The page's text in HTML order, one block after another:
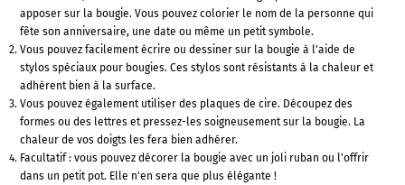
apposer sur la bougie. Vous pouvez colorier le nom de la personne qui
fête son anniversaire, une date ou même un petit symbole.
Vous pouvez facilement écrire ou dessiner sur la bougie à l'aide de
stylos spéciaux pour bougies. Ces stylos sont résistants à la chaleur et
adhèrent bien à la surface.
Vous pouvez également utiliser des plaques de cire. Découpez des
formes ou des lettres et pressez-les soigneusement sur la bougie. La
chaleur de vos doigts les fera bien adhérer.
Facultatif : vous pouvez décorer la bougie avec un joli ruban ou l'offrir
dans un petit pot. Elle n'en sera que plus élégante !